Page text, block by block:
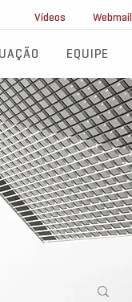
Vídeos Webmail
EQUIPE